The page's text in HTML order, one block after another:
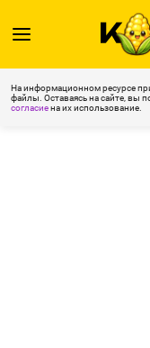
На информационном ресурсе
файлы. Оставаясь на сайте, вы
согласиена их использование.